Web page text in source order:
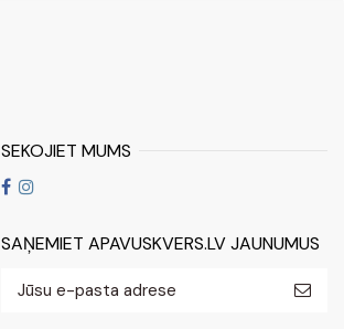
SEKOJIET MUMS
SAŅEMIET APAVUSKVERS.LV JAUNUMUS